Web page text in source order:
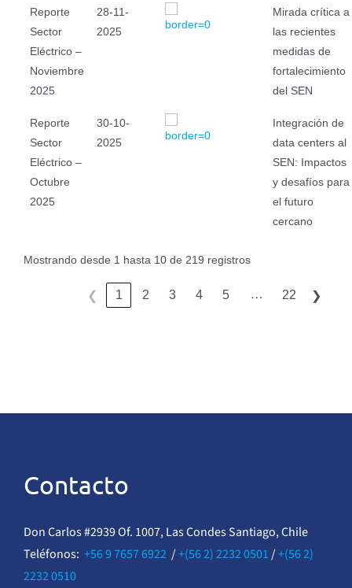
Reporte
Sector
Eléctrico –
Noviembre
2025
28-11-
2025
Mirada crítica a
las recientes
medidas de
fortalecimiento
del SEN
Reporte
Sector
Eléctrico –
Octubre
2025
30-10-
2025
Integración de
data centers al
SEN: Impactos
y desafíos para
el futuro
cercano
Mostrando desde 1 hasta 10 de 219 registros
❮ 1 2 3 4 5 … 22 ❯
Contacto
Don Carlos #2939 Of. 1007, Las Condes Santiago, Chile
Teléfonos: +56 9 7657 6922/+(56 2) 2232 0501/+(56 2)
2232 0510